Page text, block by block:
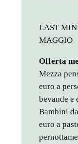
LAST
MAGGIO
Offerta
Mezza
euro a
bevande e
Bambini
euro a